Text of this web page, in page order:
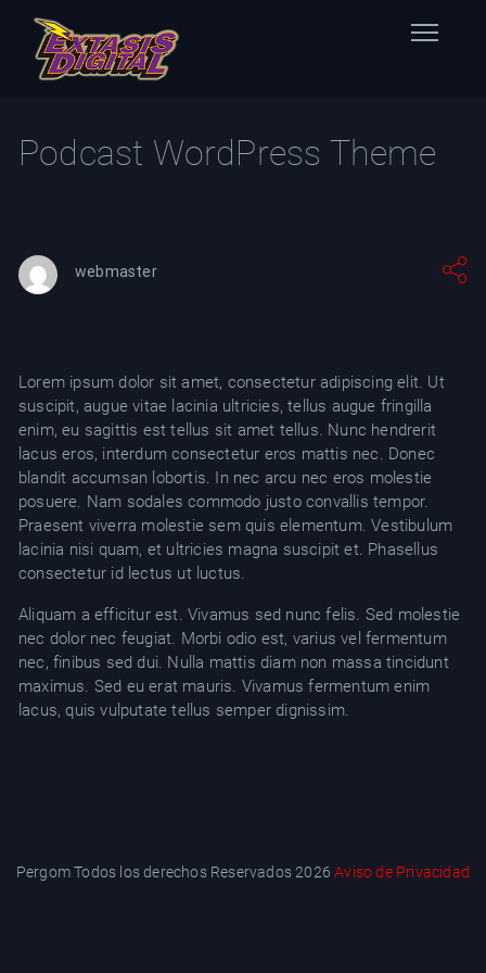
Nuestras Estaciones
TW
YT
Podcast WordPress Theme
webmaster
Lorem ipsum dolor sit amet, consectetur adipiscing elit. Ut
suscipit, augue vitae lacinia ultricies, tellus augue fringilla
enim, eu sagittis est tellus sit amet tellus. Nunc hendrerit
lacus eros, interdum consectetur eros mattis nec. Donec
blandit accumsan lobortis. In nec arcu nec eros molestie
posuere. Nam sodales commodo justo convallis tempor.
Praesent viverra molestie sem quis elementum. Vestibulum
lacinia nisi quam, et ultricies magna suscipit et. Phasellus
consectetur id lectus ut luctus.
Aliquam a efficitur est. Vivamus sed nunc felis. Sed molestie
nec dolor nec feugiat. Morbi odio est, varius vel fermentum
nec, finibus sed dui. Nulla mattis diam non massa tincidunt
maximus. Sed eu erat mauris. Vivamus fermentum enim
lacus, quis vulputate tellus semper dignissim.
Pergom Todos los derechos Reservados 2026Aviso de Privacidad